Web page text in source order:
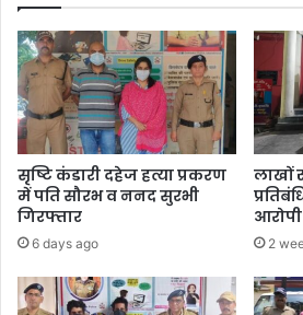
सृष्टि कंडारी दहेज हत्या प्रकरण
में पति सौरभ व ननद सुरभी
गिरफ्तार
6 days ago
लाखों
2